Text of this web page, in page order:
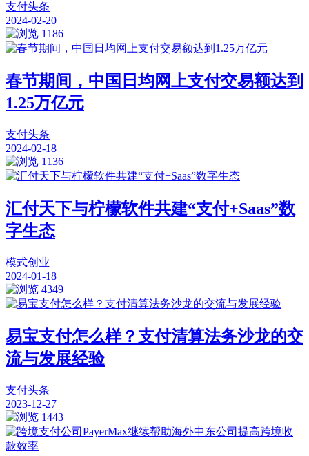
支付头条
2024-02-20
1186
春节期间，中国日均网上支付交易额达到
1.25万亿元
支付头条
2024-02-18
1136
汇付天下与柠檬软件共建“支付+Saas”数
字生态
模式创业
2024-01-18
4349
易宝支付怎么样？支付清算法务沙龙的交
流与发展经验
支付头条
2023-12-27
1443